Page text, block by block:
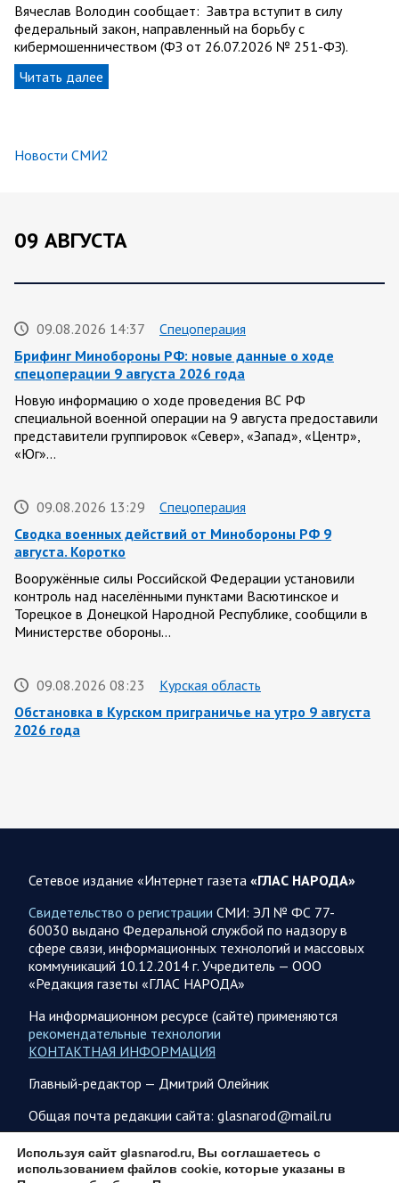
Вячеслав Володин сообщает: Завтра вступит в силу
федеральный закон, направленный на борьбу с
кибермошенничеством (ФЗ от 26.07.2026 № 251-ФЗ).
Читать далее
Новости СМИ2
09 АВГУСТА
09.08.2026 14:37
Спецоперация
Брифинг Минобороны РФ: новые данные о ходе
спецоперации 9 августа 2026 года
Новую информацию о ходе проведения ВС РФ
специальной военной операции на 9 августа предоставили
представители группировок «Север», «Запад», «Центр»,
«Юг»…
09.08.2026 13:29
Спецоперация
Сводка военных действий от Минобороны РФ 9
августа. Коротко
Вооружённые силы Российской Федерации установили
контроль над населёнными пунктами Васютинское и
Торецкое в Донецкой Народной Республике, сообщили в
Министерстве обороны…
09.08.2026 08:23
Курская область
Обстановка в Курском приграничье на утро 9 августа
2026 года
08.08.2026 20:10
Украина
Олег Царев об Украине 8 августа
Зеленский совершает первый за время пребывания у власти
визит в Сербию. На пресс-конференции президент этой
страны Вучич воздержался от прямых…
08.08.2026 12:35
Спецоперация
спецоперации 8 августа 2026 года
Новую информацию о ходе проведения ВС РФ
специальной военной операции на 8 августа предоставили
Сетевое издание «Интернет газета «ГЛАС НАРОДА»
Свидетельство о регистрации СМИ: ЭЛ № ФС 77-
60030 выдано Федеральной службой по надзору в
сфере связи, информационных технологий и массовых
коммуникаций 10.12.2014 г. Учредитель — ООО
«Редакция газеты «ГЛАС НАРОДА»
На информационном ресурсе (сайте) применяются
рекомендательные технологии
КОНТАКТНАЯ ИНФОРМАЦИЯ
Главный-редактор — Дмитрий Олейник
Общая почта редакции сайта: glasnarod@mail.ru
ПОДПИСКА
Используя сайт glasnarod.ru, Вы соглашаетесь с
использованием файлов cookie, которые указаны в